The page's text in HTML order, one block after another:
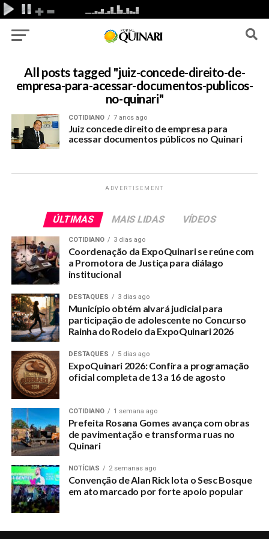
All posts tagged "juiz-concede-direito-de-
empresa-para-acessar-documentos-publicos-
no-quinari"
COTIDIANO 7 anos ago
Juiz concede direito de empresa para
acessar documentos públicos no Quinari
ADVERTISEMENT
ÚLTIMAS MAIS LIDAS VÍDEOS
COTIDIANO 3 dias ago
Coordenação da ExpoQuinari se reúne com
a Promotora de Justiça para diálago
institucional
DESTAQUES 3 dias ago
Município obtém alvará judicial para
participação de adolescente no Concurso
Rainha do Rodeio da ExpoQuinari 2026
DESTAQUES 5 dias ago
ExpoQuinari 2026: Confira a programação
oficial completa de 13 a 16 de agosto
COTIDIANO 1 semana ago
Prefeita Rosana Gomes avança com obras
de pavimentação e transforma ruas no
Quinari
NOTÍCIAS 2 semanas ago
Convenção de Alan Rick lota o Sesc Bosque
em ato marcado por forte apoio popular